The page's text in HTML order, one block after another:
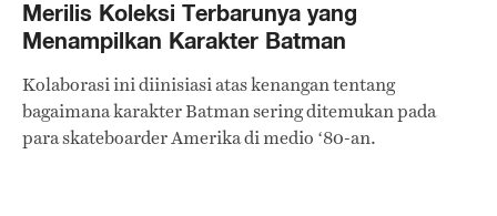
Merilis Koleksi Terbarunya yang
Menampilkan Karakter Batman
Kolaborasi ini diinisiasi atas kenangan tentang
bagaimana karakter Batman sering ditemukan pada
para skateboarder Amerika di medio ‘80-an.